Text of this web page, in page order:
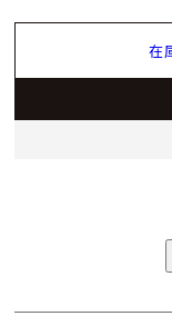
ーム色のハンドス
在